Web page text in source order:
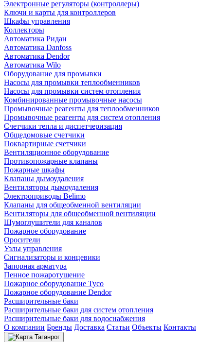
Электронные регуляторы (контроллеры)
Ключи и карты для контроллеров
Шкафы управления
Коллекторы
Автоматика Ридан
Автоматика Danfoss
Автоматика Dendor
Автоматика Wilo
Оборудование для промывки
Насосы для промывки теплообменников
Насосы для промывки систем отопления
Комбинированные промывочные насосы
Промывочные реагенты для теплообменников
Промывочные реагенты для систем отопления
Счетчики тепла и диспетчеризация
Общедомовые счетчики
Поквартирные счетчики
Вентиляционное оборудование
Противопожарные клапаны
Пожарные шкафы
Клапаны дымоудаления
Вентиляторы дымоудаления
Электроприводы Belimo
Клапаны для общеобменной вентиляции
Вентиляторы для общеобменной вентиляции
Шумоглушители для каналов
Пожарное оборудование
Оросители
Узлы управления
Сигнализаторы и концевики
Запорная арматура
Пенное пожаротушение
Пожарное оборудование Tyco
Пожарное оборудование Dendor
Расширительные баки
Расширительные баки для систем отопления
Расширительные баки для водоснабжения
О компании Бренды Доставка Статьи Объекты Контакты
Таганрог